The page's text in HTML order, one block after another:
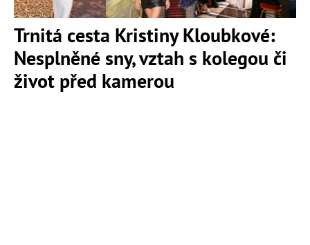
Trnitá cesta Kristiny Kloubkové:
Nesplněné sny, vztah s kolegou či
život před kamerou